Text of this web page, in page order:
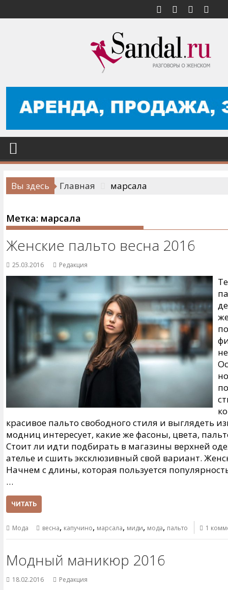
к
Вы здесь Главная марсала
Метка: марсала
Женские пальто весна 2016
25.03.2016 Редакция
красивое пальто свободного стиля и выглядеть
модниц интересует, какие же фасоны, цвета,
Стоит ли идти подбирать в магазины верхней
ателье и сшить эксклюзивный свой вариант.
Начнем с длины, которая пользуется
…
ЧИТАТЬ
Мода весна, капучино, марсала, миди, мода, пальто 1
Модный маникюр 2016
18.02.2016 Редакция